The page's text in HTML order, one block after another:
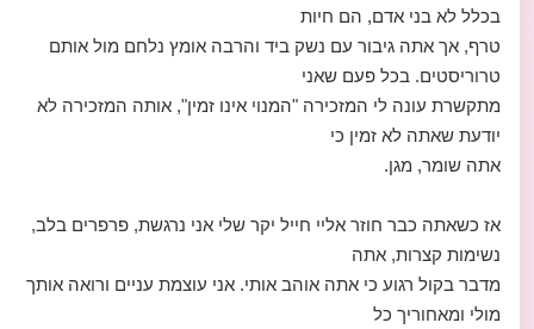
בכלל לא בני אדם, הם חיות
טרף, אך אתה גיבור עם נשק ביד והרבה אומץ נלחם מול אותם
טרוריסטים. בכל פעם שאני
מתקשרת עונה לי המזכירה "המנוי אינו זמין", אותה המזכירה לא
יודעת שאתה לא זמין כי
אתה שומר, מגן.
אז כשאתה כבר חוזר אליי חייל יקר שלי אני נרגשת, פרפרים בלב,
נשימות קצרות, אתה
מדבר בקול רגוע כי אתה אוהב אותי. אני עוצמת עניים ורואה אותך
מולי ומאחוריך כל